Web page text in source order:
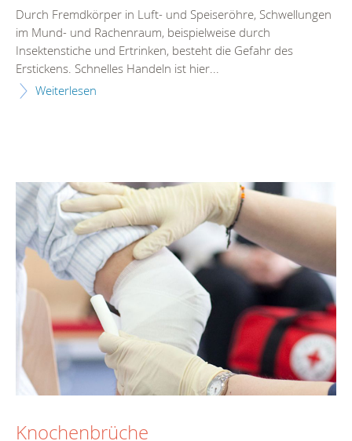
Durch Fremdkörper in Luft- und Speiseröhre, Schwellungen
im Mund- und Rachenraum, beispielweise durch
Insektenstiche und Ertrinken, besteht die Gefahr des
Erstickens. Schnelles Handeln ist hier...
Weiterlesen
Knochenbrüche